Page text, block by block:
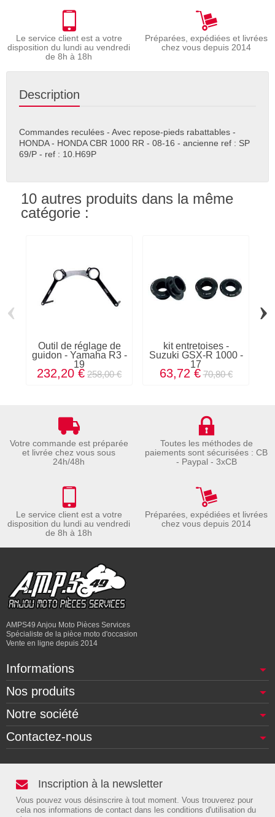
Le service client est a votre
disposition du lundi au vendredi
de 8h à 18h
Préparées, expédiées et livrées
chez vous depuis 2014
Description
Commandes reculées - Avec repose-pieds rabattables -
HONDA - HONDA CBR 1000 RR - 08-16 - ancienne ref : SP
69/P - ref : 10.H69P
10 autres produits dans la même
catégorie :
Outil de réglage de
guidon - Yamaha R3 -
19
232,20 € 258,00 €
kit entretoises -
Suzuki GSX-R 1000 -
17
63,72 € 70,80 €
‹ ›
Votre commande est préparée
et livrée chez vous sous
24h/48h
Toutes les méthodes de
paiements sont sécurisées : CB
- Paypal - 3xCB
Le service client est a votre
disposition du lundi au vendredi
de 8h à 18h
Préparées, expédiées et livrées
chez vous depuis 2014
AMPS49 Anjou Moto Pièces Services
Spécialiste de la pièce moto d'occasion
Vente en ligne depuis 2014
Informations
Nos produits
Notre société
Contactez-nous
Inscription à la newsletter
Vous pouvez vous désinscrire à tout moment. Vous trouverez pour
cela nos informations de contact dans les conditions d'utilisation du